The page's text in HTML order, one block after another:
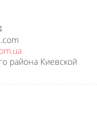
района Киевской